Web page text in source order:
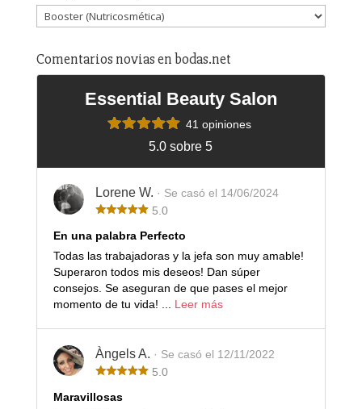
Comentarios novias en bodas.net
Essential Beauty Salon
41 opiniones
5.0 sobre 5
Lorene W. · Se casó el 14/06/2024
5.0
En una palabra Perfecto
Todas las trabajadoras y la jefa son muy amable!
Superaron todos mis deseos! Dan súper
consejos. Se aseguran de que pases el mejor
momento de tu vida! ... Leer más
Àngels A. · Se casó el 12/11/2022
5.0
Maravillosas